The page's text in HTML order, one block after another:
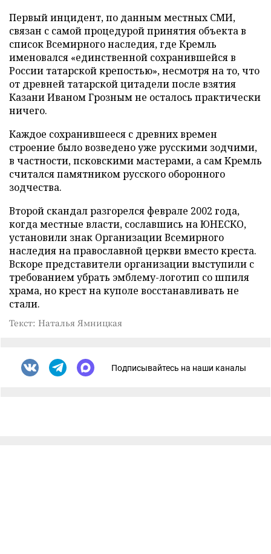
Первый инцидент, по данным местных СМИ,
связан с самой процедурой принятия объекта в
список Всемирного наследия, где Кремль
именовался «единственной сохранившейся в
России татарской крепостью», несмотря на то, что
от древней татарской цитадели после взятия
Казани Иваном Грозным не осталось практически
ничего.
Каждое сохранившееся с древних времен
строение было возведено уже русскими зодчими,
в частности, псковскими мастерами, а сам Кремль
считался памятником русского оборонного
зодчества.
Второй скандал разгорелся феврале 2002 года,
когда местные власти, сославшись на ЮНЕСКО,
установили знак Организации Всемирного
наследия на православной церкви вместо креста.
Вскоре представители организации выступили с
требованием убрать эмблему-логотип со шпиля
храма, но крест на куполе восстанавливать не
стали.
Текст: Наталья Ямницкая
Подписывайтесь на наши каналы